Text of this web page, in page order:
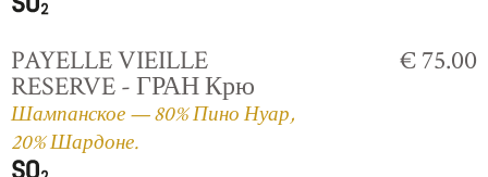
PAYELLE VIEILLE
RESERVE - ГРАН Крю
Шампанское — 80% Пино Нуар,
20% Шардоне.
€ 75.00